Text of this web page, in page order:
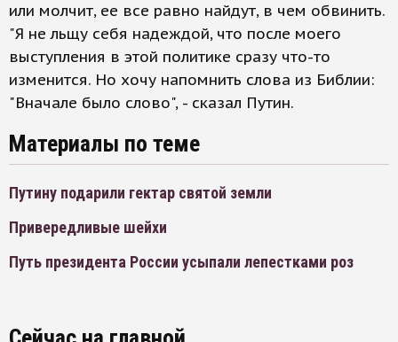
или молчит, ее все равно найдут, в чем обвинить.
"Я не льщу себя надеждой, что после моего
выступления в этой политике сразу что-то
изменится. Но хочу напомнить слова из Библии:
"Вначале было слово", - сказал Путин.
Материалы по теме
Путину подарили гектар святой земли
Привередливые шейхи
Путь президента России усыпали лепестками роз